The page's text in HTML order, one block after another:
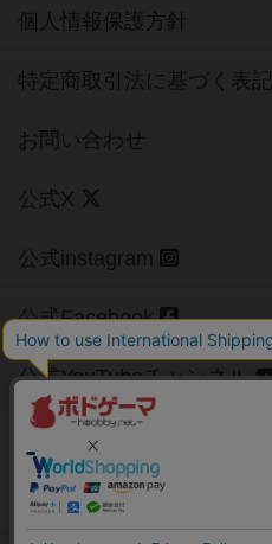
個人情報保護方針
特定商取引法に基づく表記
お問い合わせ
公式X
公式instagram
公式Facebook
公式YouTubeチャンネル